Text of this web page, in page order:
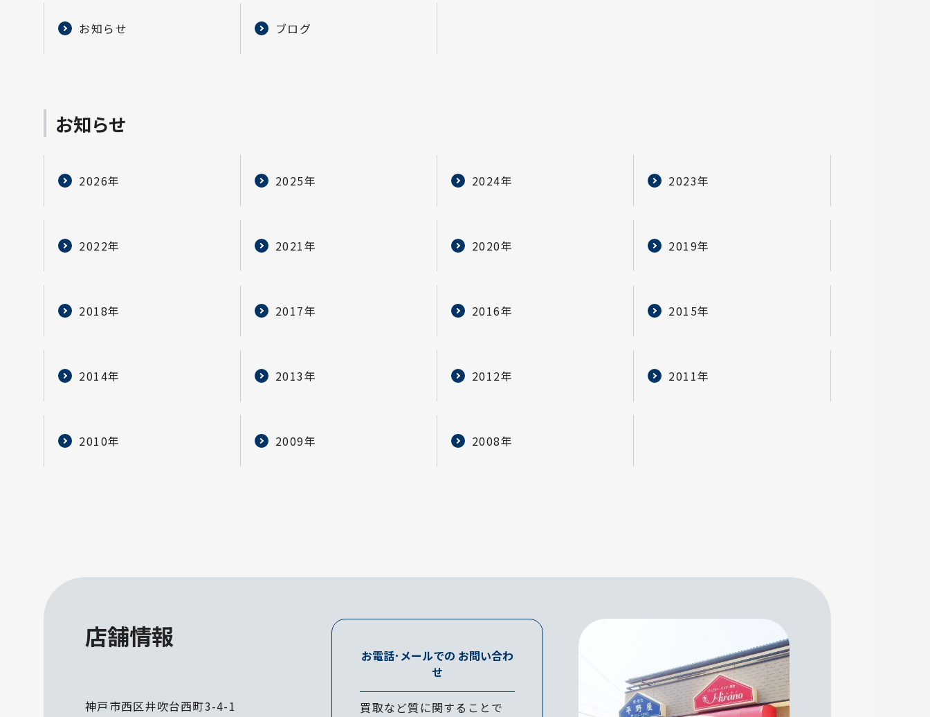
お知らせ ブログ
お知らせ
2026年 2025年 2024年 2023年
2022年 2021年 2020年 2019年
2018年 2017年 2016年 2015年
2014年 2013年 2012年 2011年
2010年 2009年 2008年
店舗情報
神戸市西区井吹台西町3-4-1
お電話･メールでの お問い合わ
せ
買取など質に関することで